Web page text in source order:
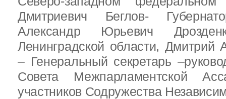
Дмитриевич Беглов-
Александр Юрьевич
Ленинградской области, Дмитрий
– Генеральный секретарь
Совета Межпарламентской
участников Содружества